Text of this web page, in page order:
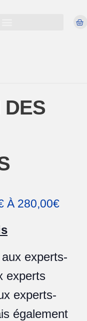
DES
À 280,00€
experts-
experts
experts-
également